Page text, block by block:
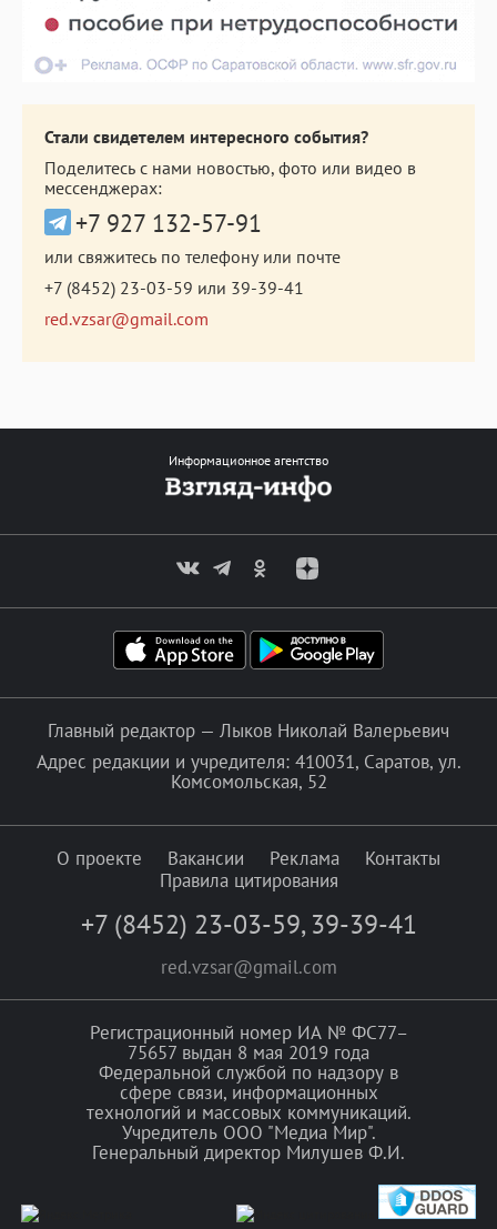
Стали свидетелем интересного события?
Поделитесь с нами новостью, фото или видео в
мессенджерах:
+7 927 132-57-91
или свяжитесь по телефону или почте
+7 (8452) 23-03-59 или 39-39-41
red.vzsar@gmail.com
Информационное агентство
Главный редактор — Лыков Николай Валерьевич
Адрес редакции и учредителя: 410031, Саратов, ул.
Комсомольская, 52
О проекте Вакансии Реклама
Контакты
Правила цитирования
+7 (8452) 23-03-59, 39-39-41
red.vzsar@gmail.com
Регистрационный номер ИА № ФС77–
75657 выдан 8 мая 2019 года
Федеральной службой по надзору в
сфере связи, информационных
технологий и массовых коммуникаций.
Учредитель ООО "Медиа Мир".
Генеральный директор Милушев Ф.И.